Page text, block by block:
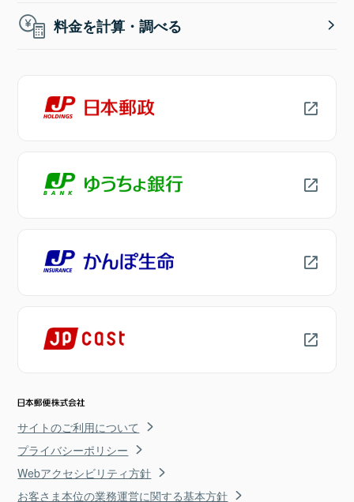
料金を計算・調べる
サイトのご利用について
プライバシーポリシー
Webアクセシビリティ方針
お客さま本位の業務運営に関する基本方針